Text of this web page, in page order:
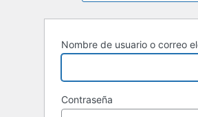
Nombre de usuario o correo
Contraseña